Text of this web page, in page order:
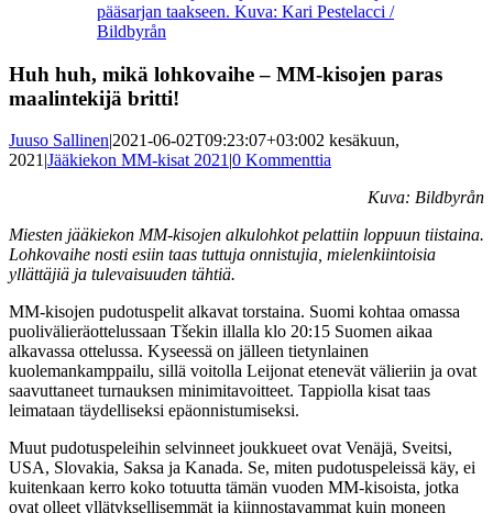
pääsarjan taakseen. Kuva: Kari Pestelacci /
Bildbyrån
Huh huh, mikä lohkovaihe – MM-kisojen paras
maalintekijä britti!
Juuso Sallinen|2021-06-02T09:23:07+03:002 kesäkuun,
2021|Jääkiekon MM-kisat 2021|0 Kommenttia
Kuva: Bildbyrån
Miesten jääkiekon MM-kisojen alkulohkot pelattiin loppuun tiistaina.
Lohkovaihe nosti esiin taas tuttuja onnistujia, mielenkiintoisia
yllättäjiä ja tulevaisuuden tähtiä.
MM-kisojen pudotuspelit alkavat torstaina. Suomi kohtaa omassa
puolivälieräottelussaan Tšekin illalla klo 20:15 Suomen aikaa
alkavassa ottelussa. Kyseessä on jälleen tietynlainen
kuolemankamppailu, sillä voitolla Leijonat etenevät välieriin ja ovat
saavuttaneet turnauksen minimitavoitteet. Tappiolla kisat taas
leimataan täydelliseksi epäonnistumiseksi.
Muut pudotuspeleihin selvinneet joukkueet ovat Venäjä, Sveitsi,
USA, Slovakia, Saksa ja Kanada. Se, miten pudotuspeleissä käy, ei
kuitenkaan kerro koko totuutta tämän vuoden MM-kisoista, jotka
ovat olleet yllätyksellisemmät ja kiinnostavammat kuin moneen